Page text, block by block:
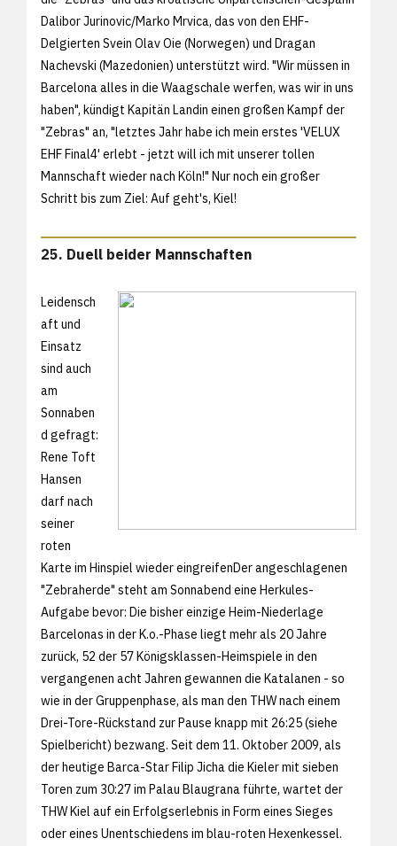
Dalibor Jurinovic/Marko Mrvica, das von den EHF-
Delgierten Svein Olav Oie (Norwegen) und Dragan
Nachevski (Mazedonien) unterstützt wird. "Wir müssen in
Barcelona alles in die Waagschale werfen, was wir in uns
haben", kündigt Kapitän Landin einen großen Kampf der
"Zebras" an, "letztes Jahr habe ich mein erstes 'VELUX
EHF Final4' erlebt - jetzt will ich mit unserer tollen
Mannschaft wieder nach Köln!" Nur noch ein großer
Schritt bis zum Ziel: Auf geht's, Kiel!
25. Duell beider Mannschaften
Leidensch
aft und
Einsatz
sind auch
am
Sonnaben
d gefragt:
Rene Toft
Hansen
darf nach
seiner
roten
Karte im Hinspiel wieder eingreifenDer angeschlagenen
"Zebraherde" steht am Sonnabend eine Herkules-
Aufgabe bevor: Die bisher einzige Heim-Niederlage
Barcelonas in der K.o.-Phase liegt mehr als 20 Jahre
zurück, 52 der 57 Königsklassen-Heimspiele in den
vergangenen acht Jahren gewannen die Katalanen - so
wie in der Gruppenphase, als man den THW nach einem
Drei-Tore-Rückstand zur Pause knapp mit 26:25 (siehe
Spielbericht) bezwang. Seit dem 11. Oktober 2009, als
der heutige Barca-Star Filip Jicha die Kieler mit sieben
Toren zum 30:27 im Palau Blaugrana führte, wartet der
THW Kiel auf ein Erfolgserlebnis in Form eines Sieges
oder eines Unentschiedens im blau-roten Hexenkessel.